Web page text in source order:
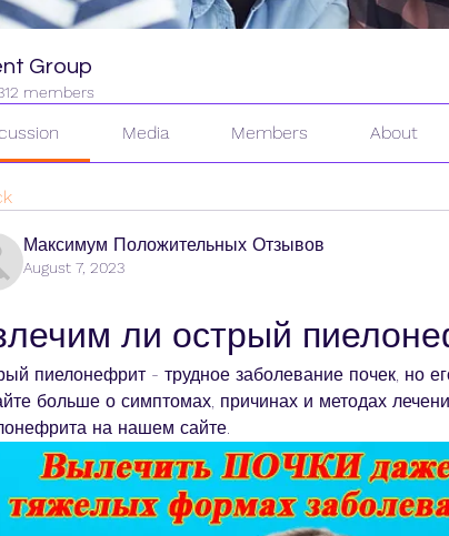
Group
members
Media Members About
Максимум Положительных Отзывов
August 7, 2023
ли острый
пиелонефрит - трудное заболевание почек, но
больше о симптомах, причинах и методах
на нашем сайте.